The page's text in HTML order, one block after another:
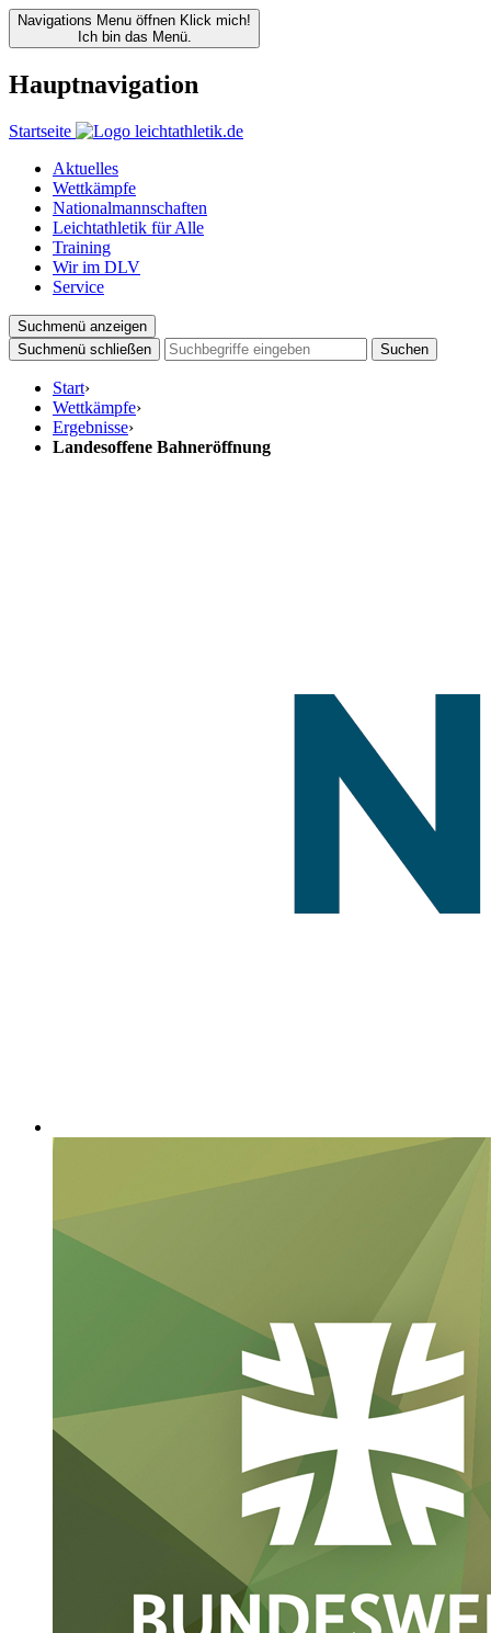
Navigations Menu öffnen Klick mich!
Ich bin das Menü.
Hauptnavigation
Startseite
Aktuelles
Wettkämpfe
Nationalmannschaften
Leichtathletik für Alle
Training
Wir im DLV
Service
Suchmenü anzeigen
Suchmenü schließen
Suchen
Start›
Wettkämpfe›
Ergebnisse›
Landesoffene Bahneröffnung